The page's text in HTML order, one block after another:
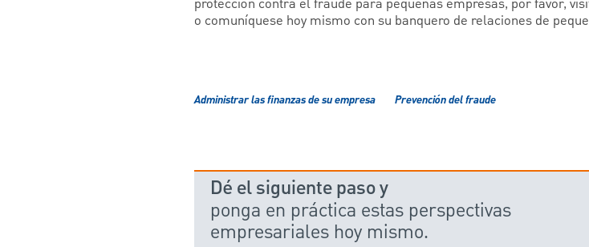
o comuníquese hoy mismo con su banquero de relaciones de
Administrar las finanzas de su empresa Prevención del fraude
Dé el siguiente paso y
ponga en práctica estas perspectivas
empresariales hoy mismo.